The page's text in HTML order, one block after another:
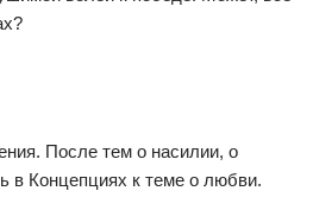
После тем о насилии, о
в Концепциях к теме о любви.